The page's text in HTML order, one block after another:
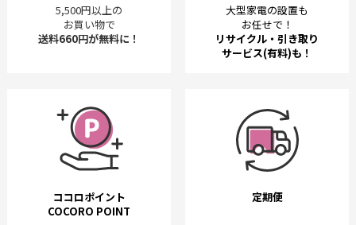
5,500円以上の
お買い物で
送料660円が無料に！
大型家電の設置も
お任せで！
リサイクル・引き取り
サービス(有料)も！
ココロポイント
COCORO POINT
定期便